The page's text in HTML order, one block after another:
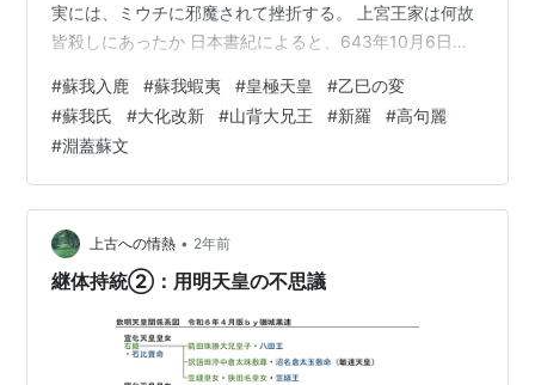
実には、ミウチに邪魔されて挫折する。 上宮王家は何故
皆殺しにあったか 日本書紀によると、643年10月6日に
10月12日に上宮王家を排し古人大兄皇子の擁立を謀り、
その後（上宮聖徳法王帝説では10月14日）、上宮王家は
討滅された。 蘇我氏は物部の軍事力を継承しており、上
宮王家も崇峻天皇以来の軍事力を保有していた。 緊迫の
度を深める北東アジア情勢に対応するため、蘇我氏は上
宮王家との軍事力の統合を企図。…
#蘇我入鹿 #蘇我蝦夷 #皇極天皇 #乙巳の変
#蘇我氏 #大化改新 #山背大兄王 #新羅 #高句麗
#淵蓋蘇文
上古への情熱 • 2年前
継体持統②：用明天皇の不思議